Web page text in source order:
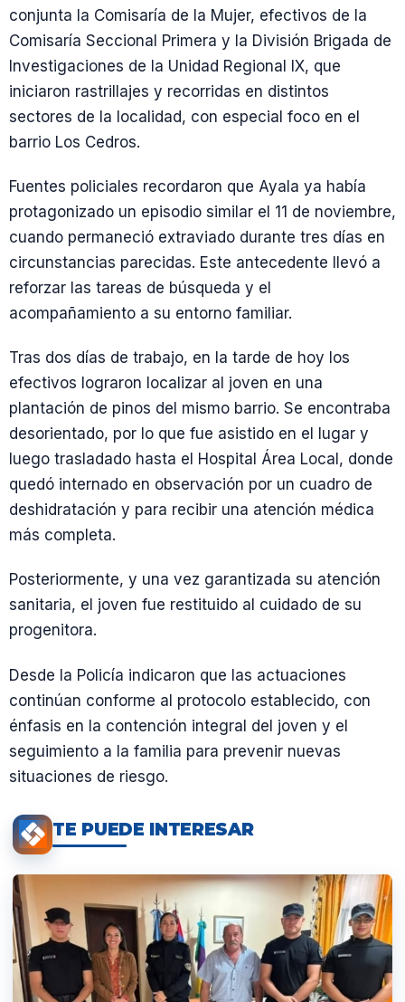
conjunta la Comisaría de la Mujer, efectivos de la
Comisaría Seccional Primera y la División Brigada de
Investigaciones de la Unidad Regional IX, que
iniciaron rastrillajes y recorridas en distintos
sectores de la localidad, con especial foco en el
barrio Los Cedros.
Fuentes policiales recordaron que Ayala ya había
protagonizado un episodio similar el 11 de noviembre,
cuando permaneció extraviado durante tres días en
circunstancias parecidas. Este antecedente llevó a
reforzar las tareas de búsqueda y el
acompañamiento a su entorno familiar.
Tras dos días de trabajo, en la tarde de hoy los
efectivos lograron localizar al joven en una
plantación de pinos del mismo barrio. Se encontraba
desorientado, por lo que fue asistido en el lugar y
luego trasladado hasta el Hospital Área Local, donde
quedó internado en observación por un cuadro de
deshidratación y para recibir una atención médica
más completa.
Posteriormente, y una vez garantizada su atención
sanitaria, el joven fue restituido al cuidado de su
progenitora.
Desde la Policía indicaron que las actuaciones
continúan conforme al protocolo establecido, con
énfasis en la contención integral del joven y el
seguimiento a la familia para prevenir nuevas
situaciones de riesgo.
TE PUEDE INTERESAR